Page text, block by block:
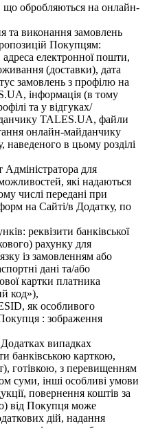
що обробляються на онлайн-
та виконання замовлень
Покупцям:
адреса електронної пошти,
(доставки), дата
замовлень з профілю на
інформація (в тому
та у відгуках/
TALES.UA, файли
онлайн-майданчику
наведеного в цьому розділі
Адміністратора для
які надаються
числі передані при
на Сайті/в Додатку, по
реквізити банківської
рахунку для
із замовленням або
дані та/або
картки платника
код»),
як особливого
Покупця : зображення
випадках
банківською карткою,
готівкою, з перевищенням
суми, інші особливі умови
повернення коштів за
від Покупця може
дій, надання